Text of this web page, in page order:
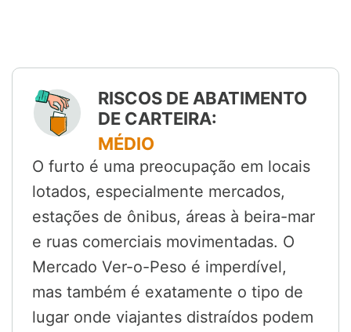
RISCOS DE ABATIMENTO
DE CARTEIRA:
MÉDIO
O furto é uma preocupação em locais
lotados, especialmente mercados,
estações de ônibus, áreas à beira-mar
e ruas comerciais movimentadas. O
Mercado Ver-o-Peso é imperdível,
mas também é exatamente o tipo de
lugar onde viajantes distraídos podem